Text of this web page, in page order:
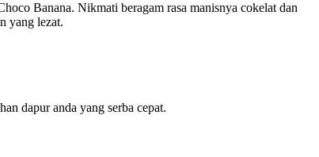
Banana. Nikmati beragam rasa manisnya cokelat dan
yang lezat.
dapur anda yang serba cepat.